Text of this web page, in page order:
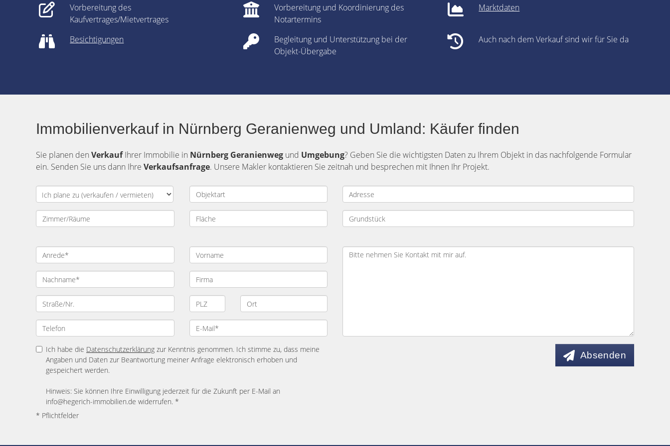
Vorbereitung des
Kaufvertrages/Mietvertrages
Vorbereitung und Koordinierung des
Notartermins
Marktdaten
Besichtigungen
Begleitung und Unterstützung bei der
Objekt-Übergabe
Auch nach dem Verkauf sind wir für Sie da
Immobilienverkauf in Nürnberg Geranienweg und Umland: Käufer finden
Sie planen den VerkaufIhrer Immobilie in Nürnberg Geranienweg und Umgebung? Geben Sie die wichtigsten Daten zu Ihrem Objekt in das nachfolgende Formular
ein. Senden Sie uns dann Ihre Verkaufsanfrage. Unsere Makler kontaktieren Sie zeitnah und besprechen mit Ihnen Ihr Projekt.
Ich habe die Datenschutzerklärung zur Kenntnis genommen. Ich stimme zu, dass meine
Angaben und Daten zur Beantwortung meiner Anfrage elektronisch erhoben und
gespeichert werden.
Hinweis: Sie können Ihre Einwilligung jederzeit für die Zukunft per E-Mail an
info@hegerich-immobilien.de widerrufen. *
* Pflichtfelder
Absenden